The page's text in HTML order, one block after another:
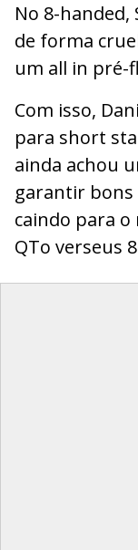
No 8-handed,
de forma
um all in pré-
Com isso,
para short
ainda achou
garantir bons
caindo para o
QTo verseus